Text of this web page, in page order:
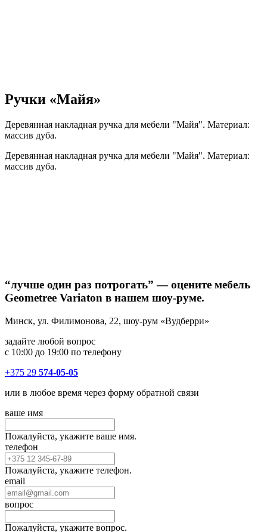
Ручки «Майя»
Деревянная накладная ручка для мебели "Майя". Материал:
массив дуба.
Деревянная накладная ручка для мебели "Майя". Материал:
массив дуба.
“лучше один раз потрогать” — оцените мебель
Geometree Variaton в нашем шоу-руме.
Минск, ул. Филимонова, 22, шоу-рум «Вудберри»
задайте любой вопрос
с 10:00 до 19:00 по телефону
+375 29 574-05-05
или в любое время через форму обратной связи
ваше имя
Пожалуйста, укажите ваше имя.
телефон
Пожалуйста, укажите телефон.
email
вопрос
Пожалуйста, укажите вопрос.